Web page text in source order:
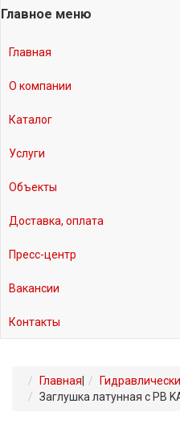
Главное меню
Главная
О компании
Каталог
Услуги
Объекты
Доставка, оплата
Пресс-центр
Вакансии
Контакты
Главная
Заглушка латунная с РВ